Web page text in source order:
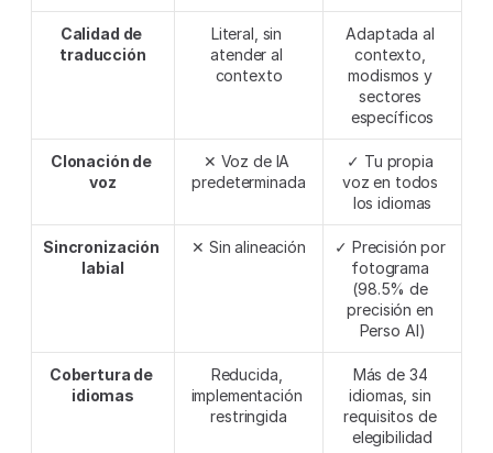
Calidad de
traducción
Literal, sin
atender al
contexto
Adaptada al
contexto,
modismos y
sectores
específicos
Clonación de
voz
✕ Voz de IA
predeterminada
✓ Tu propia
voz en todos
los idiomas
Sincronización
labial
✕ Sin alineación
✓ Precisión por
fotograma
(98.5% de
precisión en
Perso AI)
Cobertura de
idiomas
Reducida,
implementación
restringida
Más de 34
idiomas, sin
requisitos de
elegibilidad